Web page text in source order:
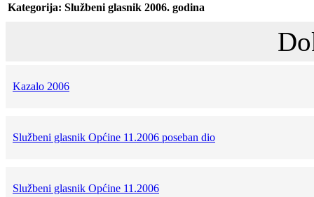
Kategorija: Službeni glasnik 2006. godina
Kazalo 2006
Službeni glasnik Općine 11.2006 poseban dio
Službeni glasnik Općine 11.2006